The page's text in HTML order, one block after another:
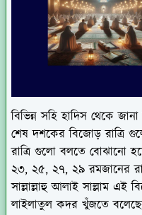
বিভিন্ন সহি হাদিস থেকে
শেষ দশকের বিজোড় রাত্রি
রাত্রি গুলো বলতে বোঝানো
২৩, ২৫, ২৭, ২৯ রমজানের
সাল্লাল্লাহু আলাই সাল্লাম
লাইলাতুল কদর খুঁজতে